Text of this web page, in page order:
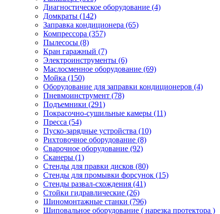
Диагностическое оборудование (4)
Домкраты (142)
Заправка кондиционера (65)
Компрессора (357)
Пылесосы (8)
Кран гаражный (7)
Электроинструменты (6)
Маслосменное оборудование (69)
Мойка (150)
Оборудование для заправки кондиционеров (4)
Пневмоинструмент (78)
Подъемники (291)
Покрасочно-сушильные камеры (11)
Пресса (54)
Пуско-зарядные устройства (10)
Рихтовочное оборудование (8)
Сварочное оборудование (92)
Сканеры (1)
Стенды для правки дисков (80)
Стенды для промывки форсунок (15)
Стенды развал-схождения (41)
Стойки гидравлические (26)
Шиномонтажные станки (796)
Шиповальное оборудование ( нарезка протектора )